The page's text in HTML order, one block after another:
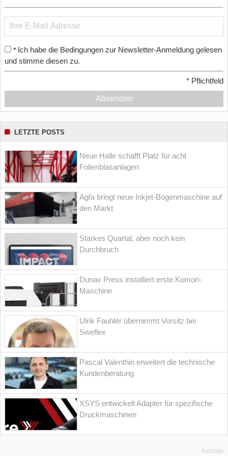
* Ich habe die Bedingungen zur Newsletter-Anmeldung gelesen
und stimme diesen zu.
* Pflichtfeld
Absenden
LETZTE POSTS
Neue Halle schafft Platz für acht
Folienblasanlagen
Agfa bringt neue Inkjet-Bogenmaschine auf
den Markt
Starkes Quartal, aber noch kein
Durchbruch
Dunav Press installiert erste Komori-
Maschine
Ulrik Fauhlér übernimmt Vorsitz bei
Sweflex
Pascal Valenthin erweitert die technische
Kundenberatung
XSYS entwickelt Adapter für spezifische
Druckmaschinen
Anzeige